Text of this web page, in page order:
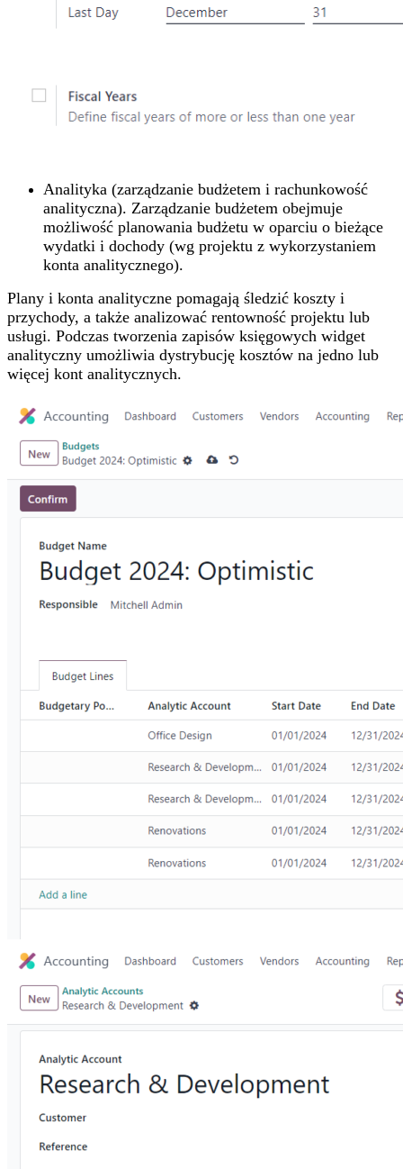
Analityka (zarządzanie budżetem i rachunkowość
analityczna). Zarządzanie budżetem obejmuje
możliwość planowania budżetu w oparciu o bieżące
wydatki i dochody (wg projektu z wykorzystaniem
konta analitycznego).
Plany i konta analityczne pomagają śledzić koszty i
przychody, a także analizować rentowność projektu lub
usługi. Podczas tworzenia zapisów księgowych widget
analityczny umożliwia dystrybucję kosztów na jedno lub
więcej kont analitycznych.